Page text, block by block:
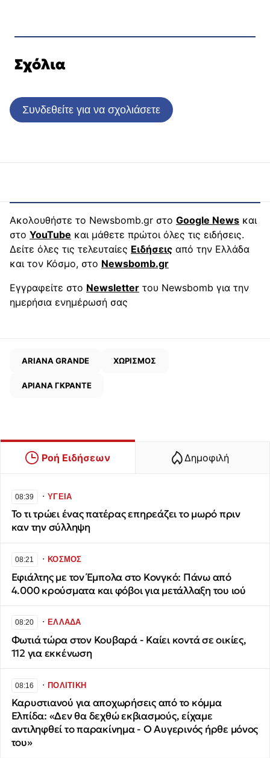
Σχόλια
Συνδεθείτε για να σχολιάσετε
Ακολουθήστε το Newsbomb.gr στο Google News και
στο YouTube και μάθετε πρώτοι όλες τις ειδήσεις.
Δείτε όλες τις τελευταίες Ειδήσεις από την Ελλάδα
και τον Κόσμο, στο Newsbomb.gr
Εγγραφείτε στο Newsletter του Newsbomb για την
ημερήσια ενημέρωσή σας
ARIANA GRANDE ΧΩΡΙΣΜΟΣ
ΑΡΙΑΝΑ ΓΚΡΑΝΤΕ
Ροή Ειδήσεων Δημοφιλή
08:39 ∙ΥΓΕΙΑ
Το τι τρώει ένας πατέρας επηρεάζει το μωρό πριν
καν την σύλληψη
08:21 ∙ΚΟΣΜΟΣ
Εφιάλτης με τον Έμπολα στο Κονγκό: Πάνω από
4.000 κρούσματα και φόβοι για μετάλλαξη του ιού
08:20 ∙ΕΛΛΑΔΑ
Φωτιά τώρα στον Κουβαρά - Καίει κοντά σε οικίες,
112 για εκκένωση
08:16 ∙ΠΟΛΙΤΙΚΗ
Καρυστιανού για αποχωρήσεις από το κόμμα
Ελπίδα: «Δεν θα δεχθώ εκβιασμούς, είχαμε
αντιληφθεί το παρακίνημα - Ο Αυγερινός ήρθε μόνος
του»